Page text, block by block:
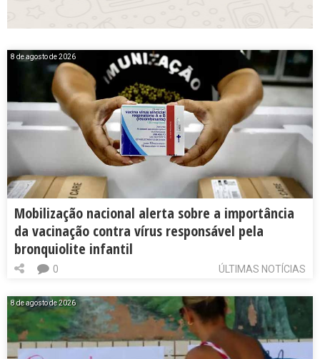
8 de agosto de 2026
Mobilização nacional alerta sobre a importância
da vacinação contra vírus responsável pela
bronquiolite infantil
ÚLTIMAS NOTÍCIAS
0
8 de agosto de 2026